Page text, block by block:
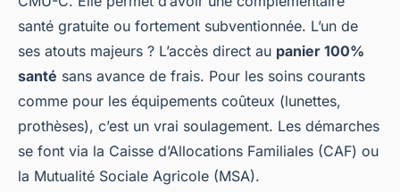
santé gratuite ou fortement subventionnée. L’un de
ses atouts majeurs ? L’accès direct au panier 100%
santé sans avance de frais. Pour les soins courants
comme pour les équipements coûteux (lunettes,
prothèses), c’est un vrai soulagement. Les démarches
se font via la Caisse d’Allocations Familiales (CAF) ou
la Mutualité Sociale Agricole (MSA).